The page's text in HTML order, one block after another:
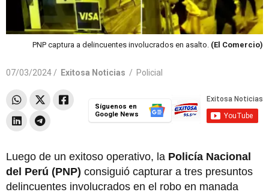
PNP captura a delincuentes involucrados en asalto. (El Comercio)
07/03/2024 / Exitosa Noticias / Policial
Síguenos en
Google News
Luego de un exitoso operativo, la Policía Nacional
del Perú (PNP) consiguió capturar a tres presuntos
delincuentes involucrados en el robo en manada